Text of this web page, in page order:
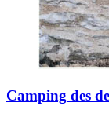
Camping des